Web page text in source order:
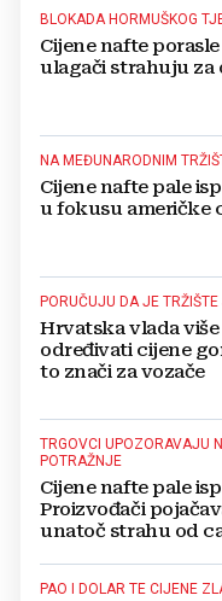
BLOKADA HORMUŠKOG
Cijene nafte
ulagači strahuju za
NA MEĐUNARODNIM
Cijene nafte pale
u fokusu američke
PORUČUJU DA JE
Hrvatska vlada više
određivati cijene
to znači za vozače
TRGOVCI UPOZORAVAJU
POTRAŽNJE
Cijene nafte pale
Proizvođači
unatoč strahu od
PAO I DOLAR TE CIJENE